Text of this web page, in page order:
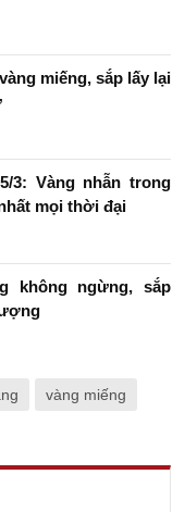
miếng, sắp lấy lại
3: Vàng nhẫn trong
mọi thời đại
không ngừng, sắp
vàng miếng